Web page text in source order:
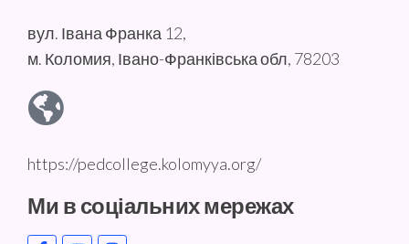
вул. Івана Франка 12,
м. Коломия, Івано-Франківська обл, 78203
https://pedcollege.kolomyya.org/
Ми в соціальних мережах